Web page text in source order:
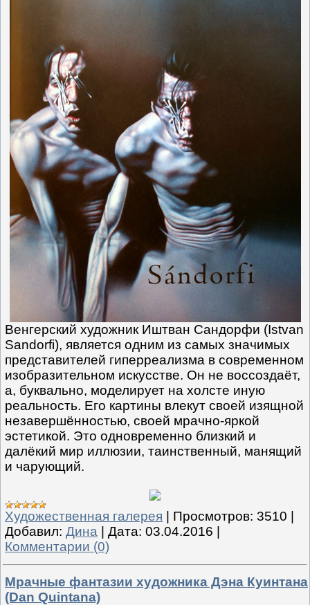
Венгерский художник Иштван Сандорфи (Istvan
Sandorfi), является одним из самых значимых
представителей гиперреализма в современном
изобразительном искусстве. Он не воссоздаёт,
а, буквально, моделирует на холсте иную
реальность. Его картины влекут своей изящной
незавершённостью, своей мрачно-яркой
эстетикой. Это одновременно близкий и
далёкий мир иллюзии, таинственный, манящий
и чарующий.
Художественная галерея Просмотров: 3510
Добавил: Дина Дата: 03.04.2016
Комментарии (0)
Мрачные фантазии художника Дэна Куинтана
(Dan Quintana)